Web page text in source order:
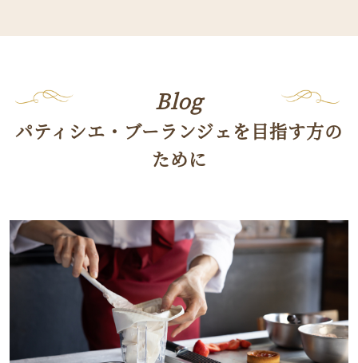
Blog
パティシエ・ブーランジェを目指す方の
ために